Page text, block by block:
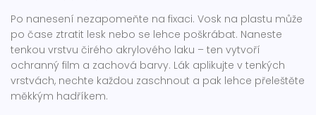
Po nanesení nezapomeňte na fixaci. Vosk na plastu může
po čase ztratit lesk nebo se lehce poškrábat. Naneste
tenkou vrstvu čirého akrylového laku – ten vytvoří
ochranný film a zachová barvy. Lák aplikujte v tenkých
vrstvách, nechte každou zaschnout a pak lehce přeleštěte
měkkým hadříkem.